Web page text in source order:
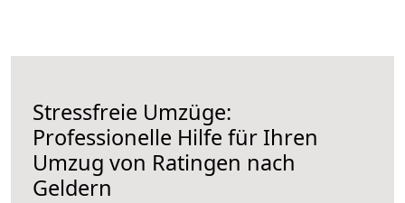
Stressfreie Umzüge:
Professionelle Hilfe für Ihren
Umzug von Ratingen nach
Geldern